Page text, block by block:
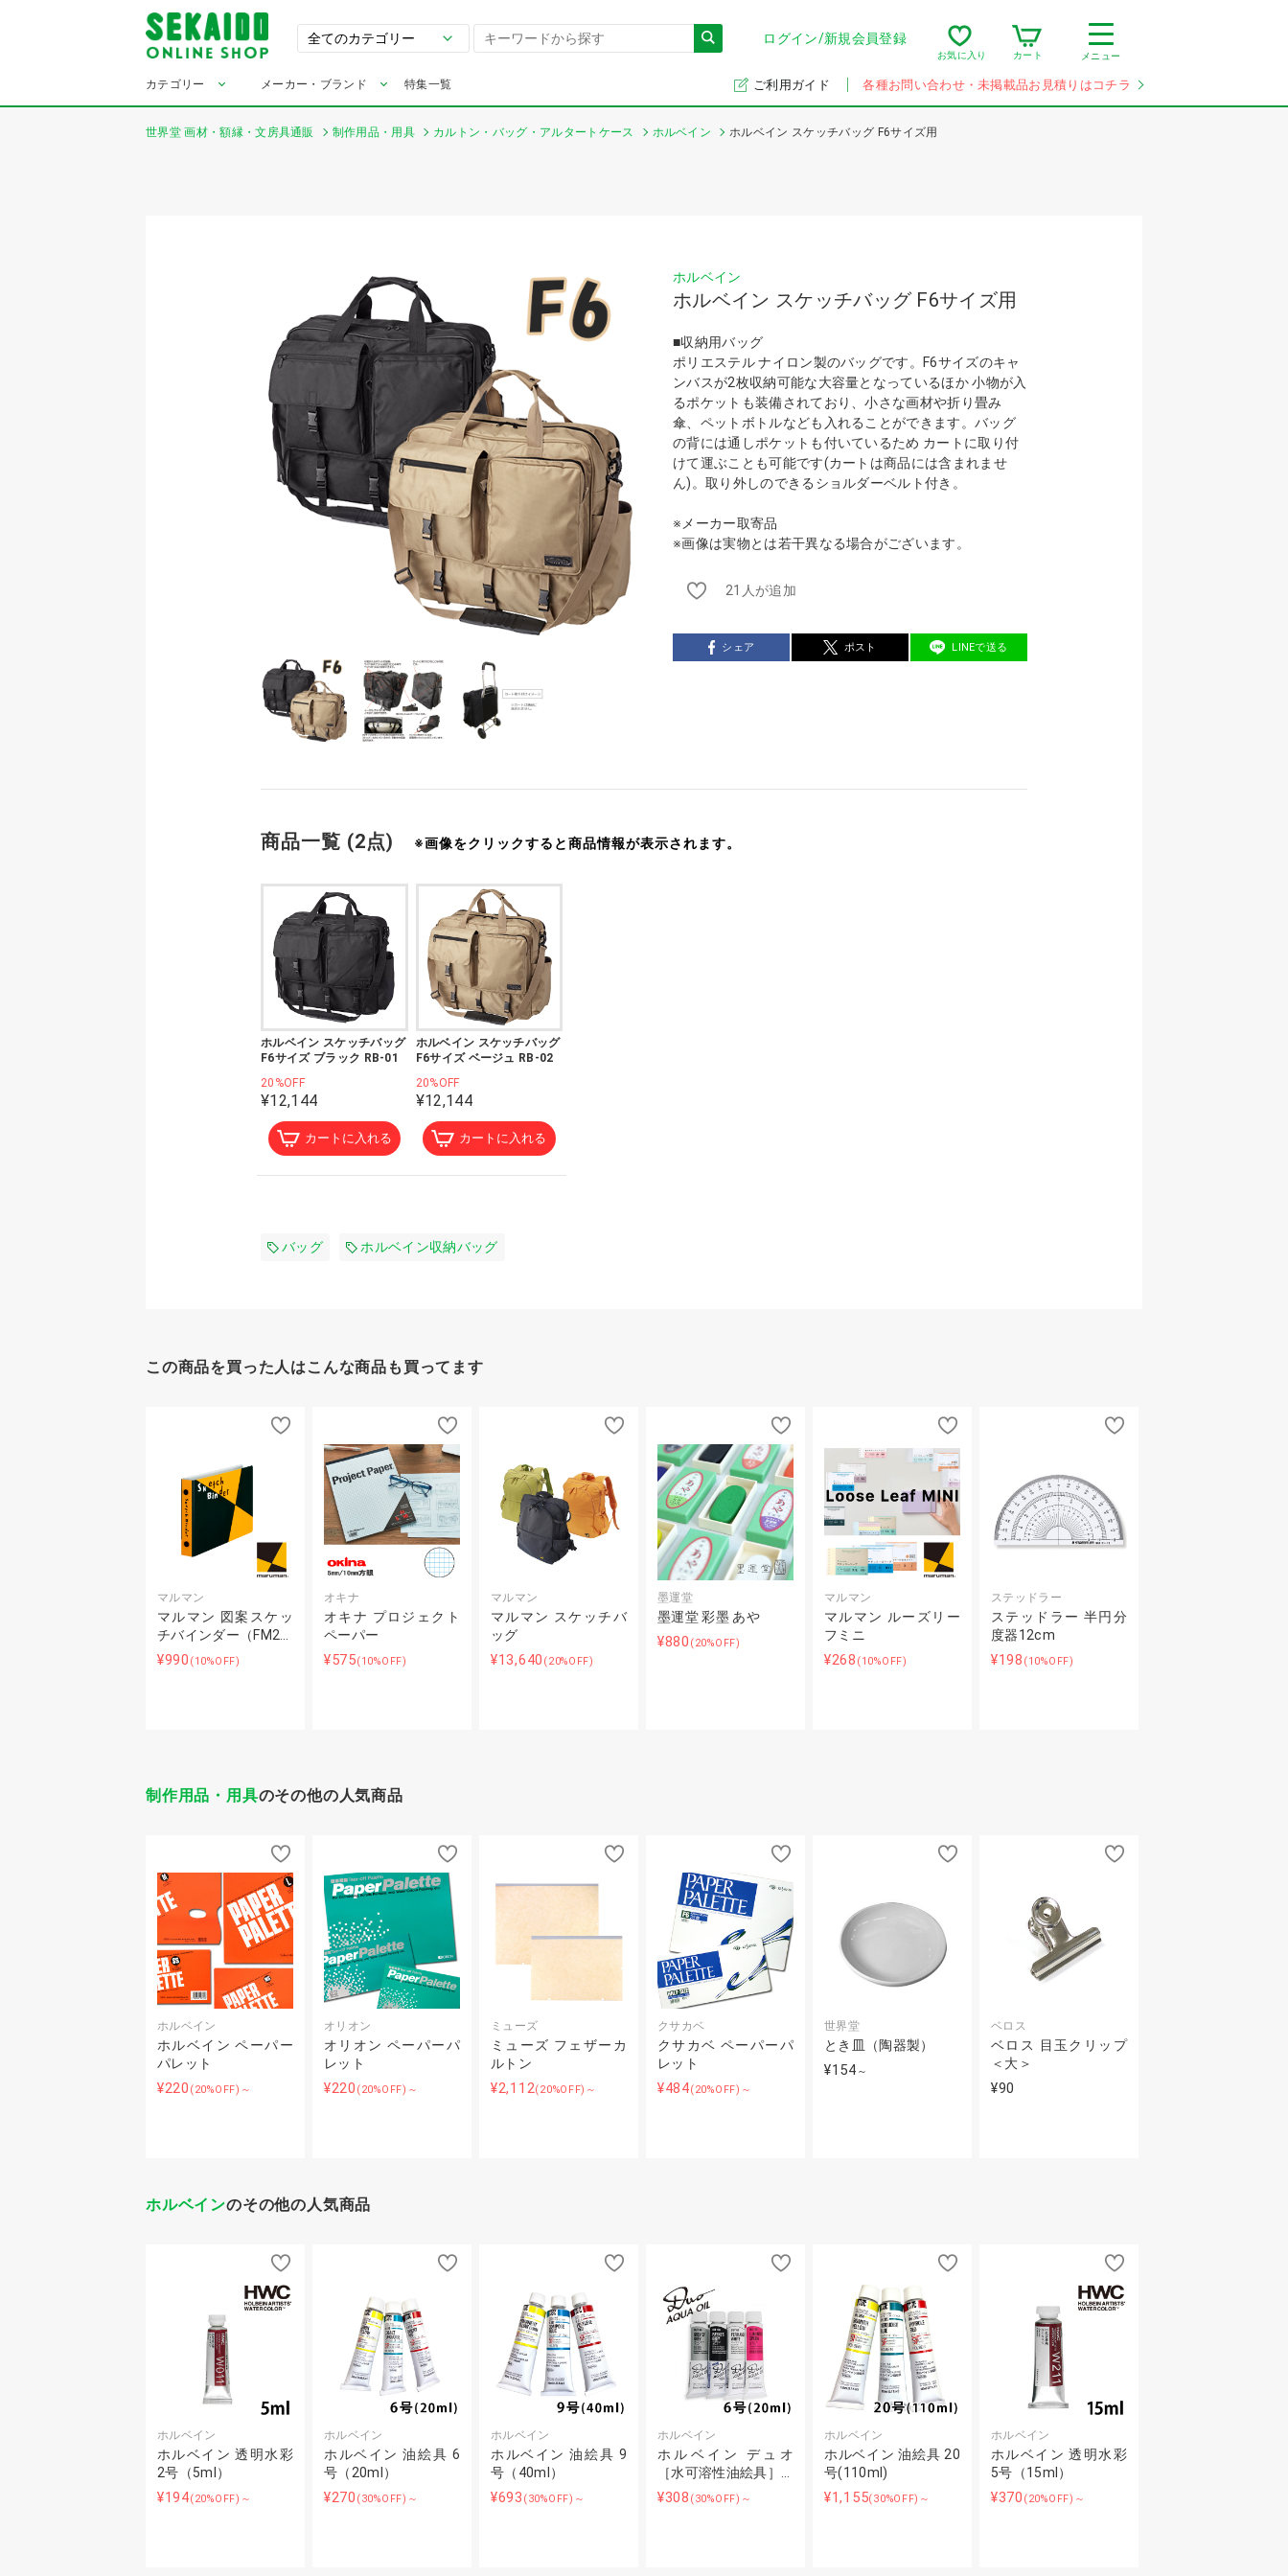
ログイン/新規会員登録
お気に入り カート メニュー
カテゴリー メーカー・ブランド 特集一覧 ご利用ガイド 各種お問い合わせ・未掲載品お見積りはコチラ
世界堂 画材・額縁・文房具通販 制作用品・用具 カルトン・バッグ・アルタートケース ホルベイン ホルベイン スケッチバッグ F6サイズ用
ホルベイン
ホルベイン スケッチバッグ F6サイズ用
■収納用バッグ
ポリエステル ナイロン製のバッグです。F6サイズのキャ
ンバスが2枚収納可能な大容量となっているほか 小物が入
るポケットも装備されており、小さな画材や折り畳み
傘、ペットボトルなども入れることができます。バッグ
の背には通しポケットも付いているため カートに取り付
けて運ぶことも可能です(カートは商品には含まれませ
ん)。取り外しのできるショルダーベルト付き。
※メーカー取寄品
※画像は実物とは若干異なる場合がございます。
21人が追加
シェア ポスト LINEで送る
商品一覧 (2点) ※画像をクリックすると商品情報が表示されます。
ホルベイン スケッチバッグ
F6サイズ ブラック RB-01
20%OFF
¥12,144
カートに入れる
ホルベイン スケッチバッグ
F6サイズ ベージュ RB-02
20%OFF
¥12,144
カートに入れる
バッグ ホルベイン収納バッグ
この商品を買った人はこんな商品も買ってます
マルマン
マルマン 図案スケッ
チバインダー（FM2…
¥990 (10%OFF)
オキナ
オキナ プロジェクト
ペーパー
¥575(10%OFF)
マルマン
マルマン スケッチバ
ッグ
¥13,640 (20%OFF)
墨運堂
墨運堂 彩墨 あや
¥880 (20%OFF)
マルマン
マルマン ルーズリー
フミニ
¥268 (10%OFF)
ステッドラー
ステッドラー 半円分
度器12cm
¥198 (10%OFF)
制作用品・用具のその他の人気商品
ホルベイン
ホルベイン ペーパー
パレット
¥220 (20%OFF)～
オリオン
オリオン ペーパーパ
レット
¥220 (20%OFF)～
ミューズ
ミューズ フェザーカ
ルトン
¥2,112(20%OFF)～
クサカベ
クサカベ ペーパーパ
レット
¥484(20%OFF)～
世界堂
とき皿（陶器製）
¥154 ～
ベロス
ベロス 目玉クリップ
＜大＞
¥90
ホルベインのその他の人気商品
ホルベイン
ホルベイン 透明水彩
2号（5ml）
¥194(20%OFF)～
ホルベイン
ホルベイン 油絵具 6
号（20ml）
¥270 (30%OFF)～
ホルベイン
ホルベイン 油絵具 9
号（40ml）
¥693 (30%OFF)～
ホルベイン
ホルベイン デュオ
［水可溶性油絵具］…
¥308 (30%OFF)～
ホルベイン
ホルベイン 油絵具 20
号(110ml)
¥1,155(30%OFF)～
ホルベイン
ホルベイン 透明水彩
5号（15ml）
¥370 (20%OFF)～